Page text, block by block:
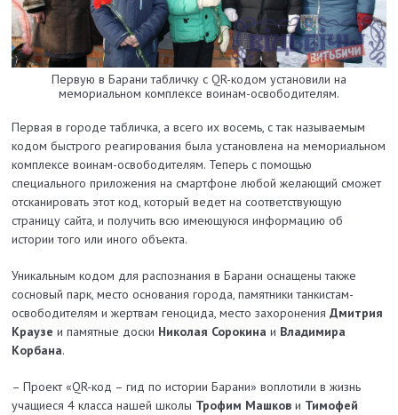
Первую в Барани табличку с QR-кодом установили на
мемориальном комплексе воинам-освободителям.
Первая в городе табличка, а всего их восемь, с так называемым
кодом быстрого реагирования была установлена на мемориальном
комплексе воинам-освободителям. Теперь с помощью
специального приложения на смартфоне любой желающий сможет
отсканировать этот код, который ведет на соответствующую
страницу сайта, и получить всю имеющуюся информацию об
истории того или иного объекта.
Уникальным кодом для распознания в Барани оснащены также
сосновый парк, место основания города, памятники танкистам-
освободителям и жертвам геноцида, место захороненияДмитрия
Краузе и памятные доски Николая Сорокина и Владимира
Корбана.
– Проект «QR-код – гид по истории Барани» воплотили в жизнь
учащиеся 4 класса нашей школы Трофим Машков и Тимофей